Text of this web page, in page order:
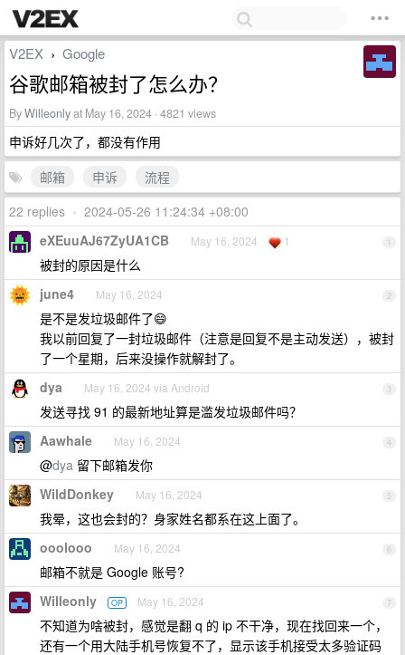
V2EX › Google
谷歌邮箱被封了怎么办？
ByWilleonlyat May 16, 2024 · 4821 views
申诉好几次了，都没有作用
邮箱
申诉
流程
22 replies • 2024-05-26 11:24:34 +08:00
1
eXEuuAJ67ZyUA1CB May 16, 2024 1
被封的原因是什么
2
june4 May 16, 2024
是不是发垃圾邮件了😄
我以前回复了一封垃圾邮件（注意是回复不是主动发送），被封
了一个星期，后来没操作就解封了。
3
dya May 16, 2024 via Android
发送寻找 91 的最新地址算是滥发垃圾邮件吗？
4
Aawhale May 16, 2024
@dya 留下邮箱发你
5
WildDonkey May 16, 2024
我晕，这也会封的？身家姓名都系在这上面了。
6
ooolooo May 16, 2024
邮箱不就是 Google 账号?
7
Willeonly OP May 16, 2024
不知道为啥被封，感觉是翻 q 的 ip 不干净，现在找回来一个，
还有一个用大陆手机号恢复不了，显示该手机接受太多验证码